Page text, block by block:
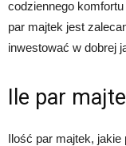
codziennego
par majtek jest
inwestować w dobrej
Ile par
Ilość par majtek,